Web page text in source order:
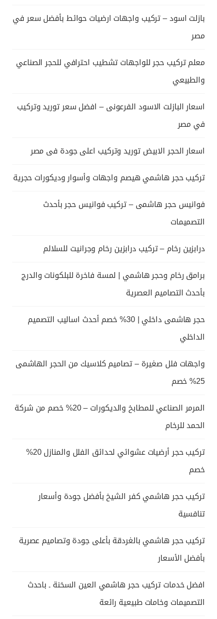
بازلت اسود – تركيب واجهات ارضيات حوائط بأفضل سعر في
مصر
معلم تركيب حجر للواجهات تشطيب احترافي للحجر الصناعي
والطبيعي
اسعار البازلت الاسود الفرعونى – افضل سعر توريد وتركيب
في مصر
اسعار الحجر الابيض توريد وتركيب اعلى جودة فى مصر
تركيب حجر هاشمي هيصم واجهات وأسوار وديكورات حجرية
فوانيس حجر هاشمى – تركيب فوانيس حجر بأحدث
التصميمات
درابزين رخام – تركيب درابزين رخام وجرانيت للسلالم
برامق رخام وحجر هاشمي | لمسة فاخرة للبلكونات والدرج
بأحدث التصاميم العصرية
حجر هاشمى داخلي | 30% خصم أحدث اساليب التصميم
الداخلي
واجهات فلل صغيرة – تصاميم كلاسيك من الحجر الهاشمى
25% خصم
المرمر الصناعي للمطابخ والديكورات – 20% خصم من شركة
الحمد للرخام
تركيب حجر أرضيات عشوائي لحدائق الفلل والمنازل 20%
خصم
تركيب حجر هاشمي كفر الشيخ بأفضل جودة وأسعار
تنافسية
تركيب حجر هاشمي بالغردقة بأعلى جودة وتصاميم عصرية
بأفضل الأسعار
افضل خدمات تركيب حجر هاشمي العين السخنة ـ باحدث
التصميمات وخامات طبيعية رائعة